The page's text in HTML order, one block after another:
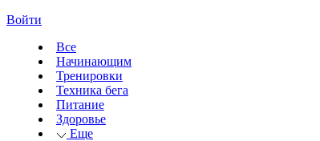
Войти
Все
Начинающим
Тренировки
Техника бега
Питание
Здоровье
Еще